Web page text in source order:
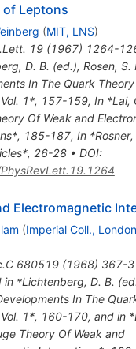
of Leptons
(MIT, LNS)
19(1967) 1264-
D. B. (ed.), Rosen, S.
In The Quark
1*, 157-159, In *Lai,
Of Weak and
185-187, In
26-28• DOI:
Electromagnetic
(Imperial Coll., London
680519(1968) 367-
in *Lichtenberg, D. B.
In The
1*, 160-170, and in
Theory Of Weak and